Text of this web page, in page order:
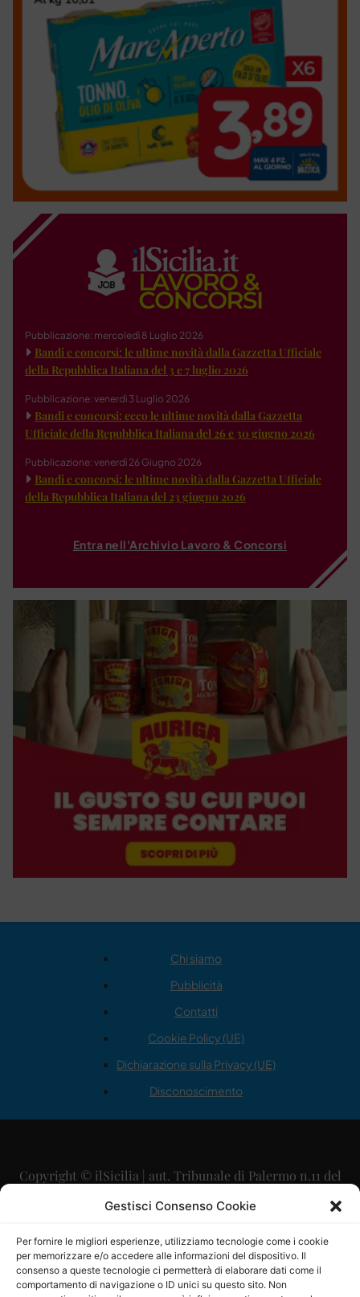
Gestisci Consenso Cookie
Per fornire le migliori esperienze, utilizziamo tecnologie come i cookie
per memorizzare e/o accedere alle informazioni del dispositivo. Il
consenso a queste tecnologie ci permetterà di elaborare dati come il
comportamento di navigazione o ID unici su questo sito. Non
Pubblicazione: mercoledì 8 Luglio 2026
Bandi e concorsi: le ultime novità dalla Gazzetta Ufficiale
della Repubblica Italiana del 3 e 7 luglio 2026
Pubblicazione: venerdì 3 Luglio 2026
Bandi e concorsi: ecco le ultime novità dalla Gazzetta
Ufficiale della Repubblica Italiana del 26 e 30 giugno 2026
Pubblicazione: venerdì 26 Giugno 2026
Bandi e concorsi: le ultime novità dalla Gazzetta Ufficiale
della Repubblica Italiana del 23 giugno 2026
Entra nell'Archivio Lavoro & Concorsi
Chi siamo
Pubblicità
Contatti
Cookie Policy (UE)
Dichiarazione sulla Privacy (UE)
Disconoscimento
Copyright © ilSicilia | aut. Tribunale di Palermo n.11 del
29/09/2015
Direttore Editoriale: Maurizio Scaglione